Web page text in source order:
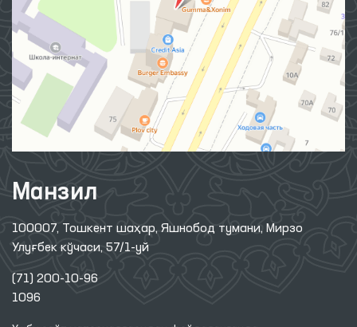
Манзил
100007, Тошкент шаҳар, Яшнобод тумани, Мирзо
Улуғбек кўчаси, 57/1-уй
(71) 200-10-96
1096